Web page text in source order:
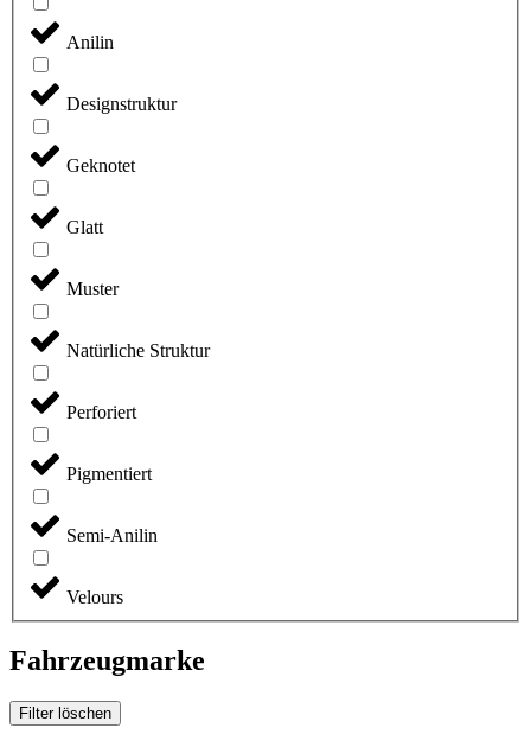
Anilin
Designstruktur
Geknotet
Glatt
Muster
Natürliche Struktur
Perforiert
Pigmentiert
Semi-Anilin
Velours
Fahrzeugmarke
Filter löschen